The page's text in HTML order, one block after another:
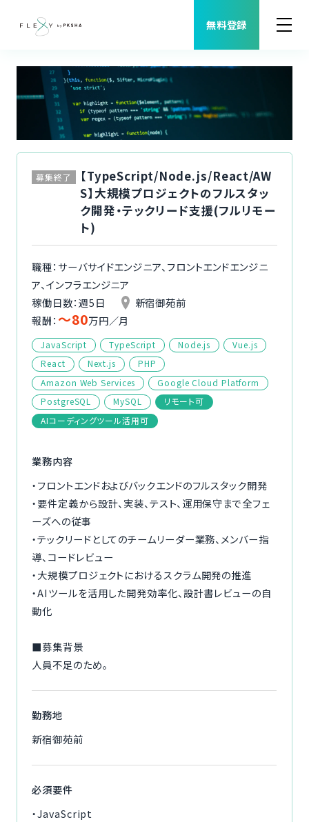
無料登録
案件検索
職種から案件を探す
よくある質問
福利厚生
ご利用者様の声
ご利用の流れ
コーディネーター紹介
イベント/マガジン
今すぐ無料で登録
募集終了
【TypeScript/Node.js/React/AW
S】大規模プロジェクトのフルスタッ
ク開発・テックリード支援(フルリモー
ト)
職種：サーバサイドエンジニア、フロントエンドエンジニ
ア、インフラエンジニア
稼働日数：週5日
新宿御苑前
報酬： 〜80万円／月
JavaScript TypeScript Node.js
Vue.js
React
Next.js
PHP
Amazon Web Services
Google Cloud Platform
PostgreSQL
MySQL
リモート可
AIコーディングツール活用可
業務内容
・フロントエンドおよびバックエンドのフルスタック開発
・要件定義から設計、実装、テスト、運用保守まで全フェ
ーズへの従事
・テックリードとしてのチームリーダー業務、メンバー指
導、コードレビュー
・大規模プロジェクトにおけるスクラム開発の推進
・AIツールを活用した開発効率化、設計書レビューの自
動化
■募集背景
人員不足のため。
勤務地
新宿御苑前
必須要件
・JavaScript